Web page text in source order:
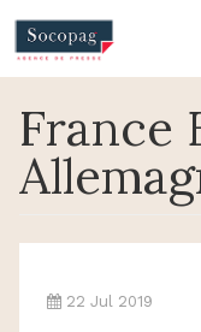
France
22 Jul 2019